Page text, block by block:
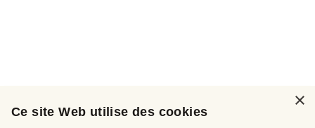
×
Ce site Web utilise des cookies